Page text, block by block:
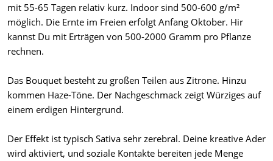
mit 55-65 Tagen relativ kurz. Indoor sind 500-600 g/m²
möglich. Die Ernte im Freien erfolgt Anfang Oktober. Hir
kannst Du mit Erträgen von 500-2000 Gramm pro Pflanze
rechnen.
Das Bouquet besteht zu großen Teilen aus Zitrone. Hinzu
kommen Haze-Töne. Der Nachgeschmack zeigt Würziges auf
einem erdigen Hintergrund.
Der Effekt ist typisch Sativa sehr zerebral. Deine kreative Ader
wird aktiviert, und soziale Kontakte bereiten jede Menge